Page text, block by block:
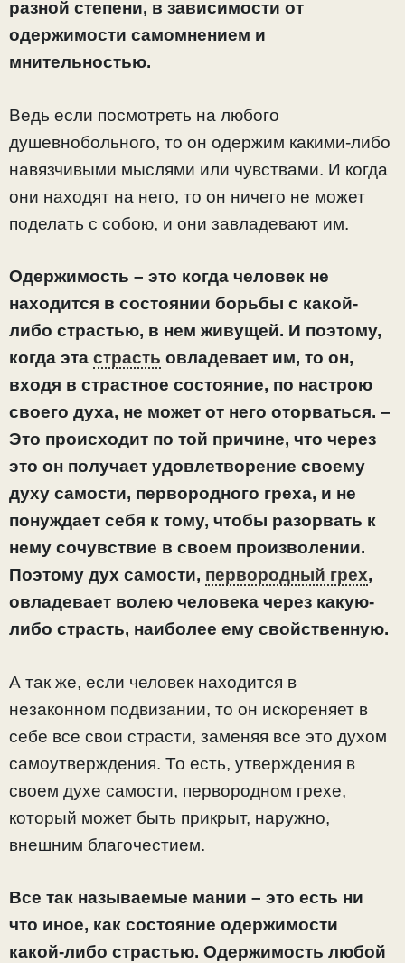
разной степени, в зависимости от
одержимости самомнением и
мнительностью.
Ведь если посмотреть на любого
душевнобольного, то он одержим какими-либо
навязчивыми мыслями или чувствами. И когда
они находят на него, то он ничего не может
поделать с собою, и они завладевают им.
Одержимость – это когда человек не
находится в состоянии борьбы с какой-
либо страстью, в нем живущей. И поэтому,
когда эта страсть овладевает им, то он,
входя в страстное состояние, по настрою
своего духа, не может от него оторваться. –
Это происходит по той причине, что через
это он получает удовлетворение своему
духу самости, первородного греха, и не
понуждает себя к тому, чтобы разорвать к
нему сочувствие в своем произволении.
Поэтому дух самости, первородный грех,
овладевает волею человека через какую-
либо страсть, наиболее ему свойственную.
А так же, если человек находится в
незаконном подвизании, то он искореняет в
себе все свои страсти, заменяя все это духом
самоутверждения. То есть, утверждения в
своем духе самости, первородном грехе,
который может быть прикрыт, наружно,
внешним благочестием.
Все так называемые мании – это есть ни
что иное, как состояние одержимости
какой-либо страстью. Одержимость любой